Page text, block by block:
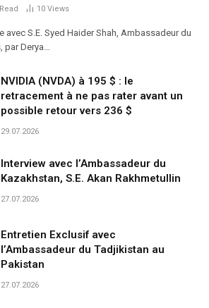
10 Views
avec S.E. Syed Haider Shah, Ambassadeur du
par Derya…
NVIDIA (NVDA) à 195 $ : le
retracement à ne pas rater avant un
possible retour vers 236 $
29.07.2026
Interview avec l’Ambassadeur du
Kazakhstan, S.E. Akan Rakhmetullin
27.07.2026
Entretien Exclusif avec
l’Ambassadeur du Tadjikistan au
Pakistan
27.07.2026